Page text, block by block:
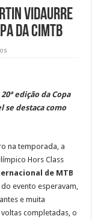
Vidaurre
da CIMTB
edição da Copa
se destaca como
na temporada, a
Hors Class
de MTB
evento esperavam,
e muita
completadas, o